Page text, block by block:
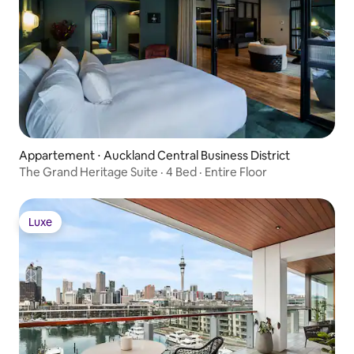
Appartement ⋅ Auckland Central Business District
The Grand Heritage Suite · 4 Bed · Entire Floor
Luxe
Luxe